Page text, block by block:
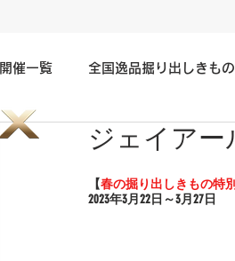
開催一覧 全国逸品掘り出しきもの
名古屋/四日市/中部地方開催
ジェイアー
【春の掘り出しきもの特
2023年3月22日～3月27日